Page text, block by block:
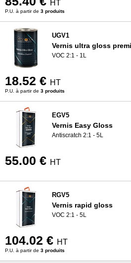
HT
P.U. à partir de 3 produits
UGV1
Vernis ultra gloss
VOC 2:1 - 1L
18.52 € HT
P.U. à partir de 3 produits
EGV5
Vernis Easy Gloss
Antiscratch 2:1 - 5L
55.00 € HT
RGV5
Vernis rapid gloss
VOC 2:1 - 5L
104.02 € HT
P.U. à partir de 3 produits